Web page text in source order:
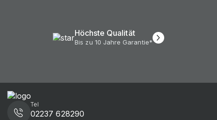
Höchste Qualität
Bis zu 10 Jahre Garantie*
Tel
02237 628290